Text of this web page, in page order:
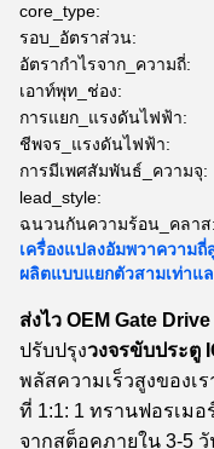
core_type:
รอบ_อัตราส่วน:
อัตรากำไรจาก_ความถี่:
เอาท์พุท_ช่อง:
การแยก_แรงดันไฟฟ้า:
ชีพจร_แรงดันไฟฟ้า:
การมีเพศสัมพันธ์_ความจุ:
lead_style:
ฉนวนกันความร้อน_คลาส:
เครื่องแปลงอัมพวาความ
ผลิตแบบแยกตัวสามเท่าแ
ส่งไว OEM Gate
ปรับปรุงวงจรขับประตู
พลัสความเร็วสูงของเร
ที่ 1:1: 1 ทรานฟอรเม
จากสต็อคภายใน 3-5